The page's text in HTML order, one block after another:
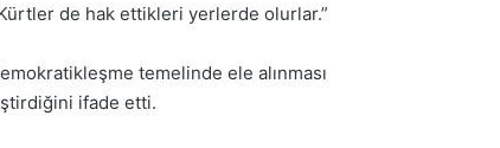
de hak ettikleri yerlerde olurlar.”
temelinde ele alınması
ifade etti.